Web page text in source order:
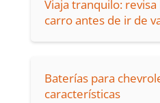
Viaja tranquilo:
carro antes de ir de
Baterías para
características